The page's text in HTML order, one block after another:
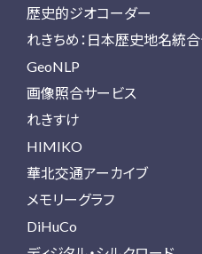
歴史的ジオコーダー
れきちめ：日本歴史地名統
GeoNLP
画像照合サービス
れきすけ
HIMIKO
華北交通アーカイブ
メモリーグラフ
DiHuCo